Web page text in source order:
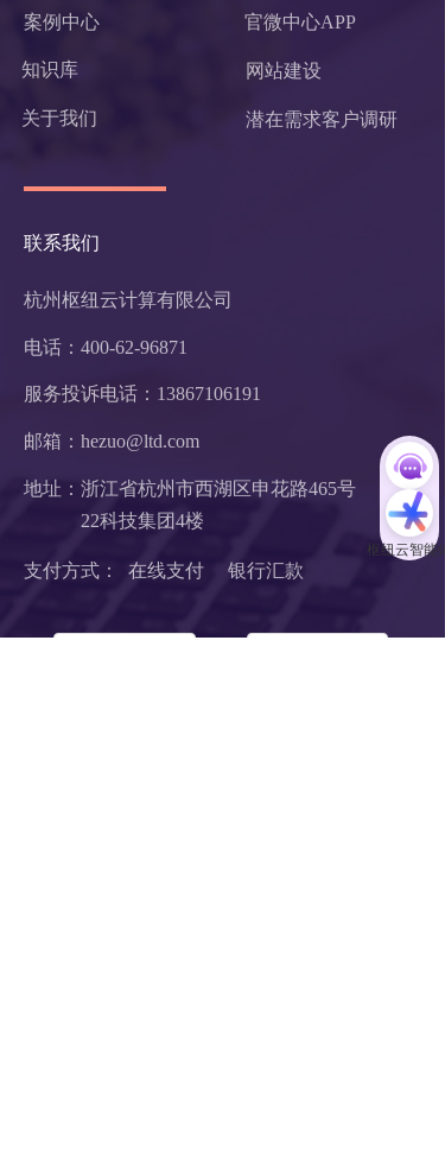
联系我们
杭州枢纽云计算有限公司
电话：400-62-96871
邮箱：hezuo@ltd.com
地址：浙江省杭州市西湖区申花路465号
支付方式：  在线支付     银行汇款
案例中心 官微中心APP
知识库 网站建设
关于我们
服务投诉电话： 13867106191
潜在需求客户调研
22科技集团4楼